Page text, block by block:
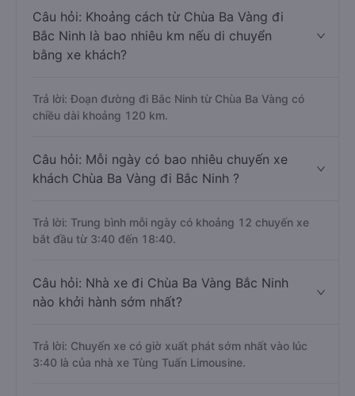
Câu hỏi: Khoảng cách từ Chùa Ba Vàng đi
Bắc Ninh là bao nhiêu km nếu di chuyển
bằng xe khách?
Trả lời: Đoạn đường đi Bắc Ninh từ Chùa Ba Vàng có
chiều dài khoảng 120 km.
Câu hỏi: Mỗi ngày có bao nhiêu chuyến xe
khách Chùa Ba Vàng đi Bắc Ninh ?
Trả lời: Trung bình mỗi ngày có khoảng 12 chuyến xe
bắt đầu từ 3:40 đến 18:40.
Câu hỏi: Nhà xe đi Chùa Ba Vàng Bắc Ninh
nào khởi hành sớm nhất?
Trả lời: Chuyến xe có giờ xuất phát sớm nhất vào lúc
3:40 là của nhà xe Tùng Tuấn Limousine.